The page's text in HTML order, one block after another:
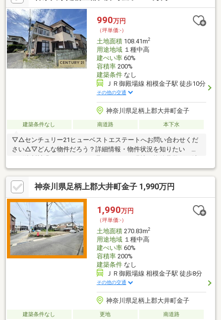
客様の理想の住まいを“一緒に”お探しします！住まい探しのご不
安なことは、ぜひ当社までご相談ください！◆小田原店：小田原
市成田170-1、平塚店：平塚市四之宮2-9-25
990万円
（坪単価:-）
土地面積108.41m2
用途地域１種中高
建ぺい率60%
容積率200%
建築条件なし
ＪＲ御殿場線 相模金子駅 徒歩10分
その他の交通
神奈川県足柄上郡大井町金子
建築条件なし 南道路 本下水
▽△センチュリー21ヒューベストエステートへお問い合わせくだ
さい△▽どんな物件だろう？詳細情報・物件状況を知りたい
望 →〈見学予約する〉お電話でのお問い合わせも大歓迎です！
◆物件探し・住宅ローンのお悩みはありませんか？「どうやって
物件を探したらいいのか分からない…」「住宅ローンが不安…」お
客様の理想の住まいを“一緒に”お探しします！住まい探しのご不
安なことは、ぜひ当社までご相談ください！◆小田原店：小田原
市成田170-1、平塚店：平塚市四之宮2-9-25
神奈川県足柄上郡大井町金子 1,990万円
1,990万円
（坪単価:-）
土地面積270.83m2
用途地域１種中高
建ぺい率60%
容積率200%
建築条件なし
ＪＲ御殿場線 相模金子駅 徒歩8分
その他の交通
神奈川県足柄上郡大井町金子
建築条件なし 更地
南道路